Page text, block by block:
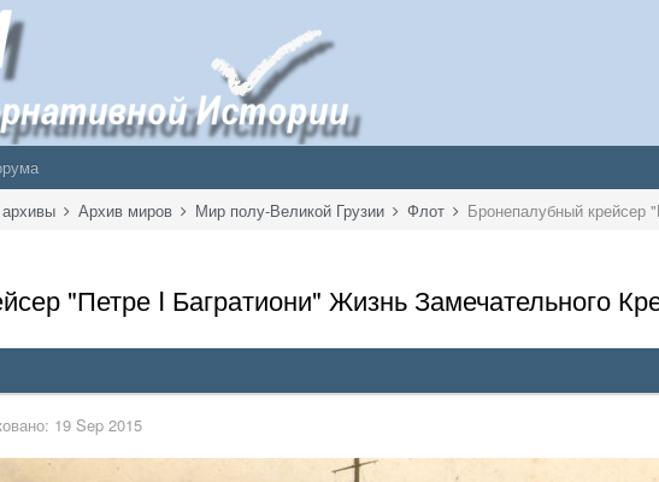
Архив миров Мир полу-Великой Грузии Флот
"Петре I Багратиони" Жизнь Замечательного
19 Sep 2015